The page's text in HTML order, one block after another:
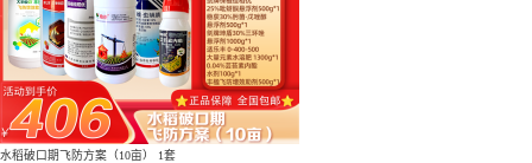
水稻破口期飞防方案（10亩） 1套